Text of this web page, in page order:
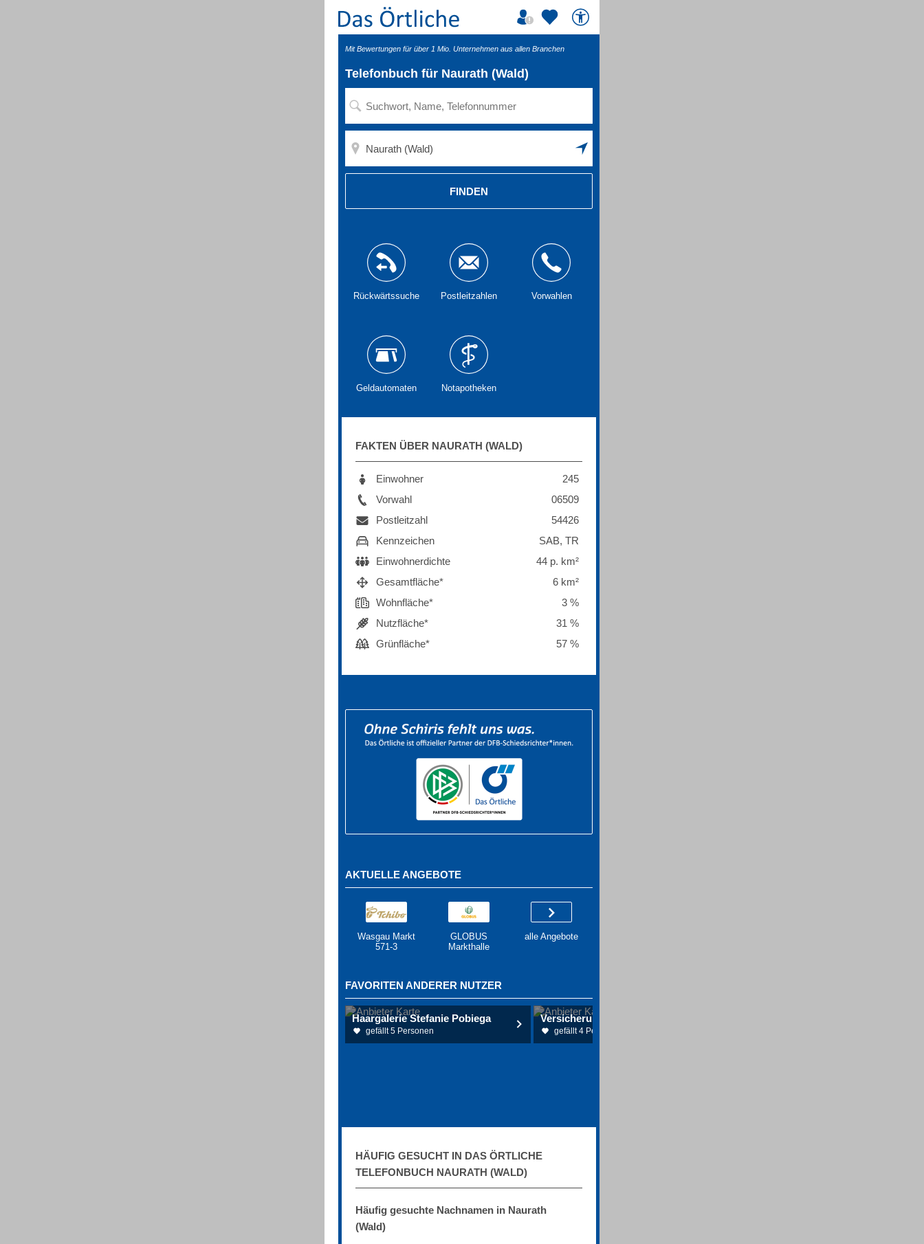
Mit Bewertungen für über 1 Mio. Unternehmen aus allen Branchen
Telefonbuch für Naurath (Wald)
FINDEN
Rückwärtssuche Postleitzahlen Vorwahlen
Geldautomaten Notapotheken
FAKTEN ÜBER NAURATH (WALD)
Einwohner
245
Vorwahl
06509
Postleitzahl
54426
Kennzeichen
SAB, TR
Einwohnerdichte
44 p. km²
Gesamtfläche*
6 km²
Wohnfläche*
3 %
Nutzfläche*
31 %
Grünfläche*
57 %
AKTUELLE ANGEBOTE
Wasgau Markt
571-3
GLOBUS
Markthalle
alle Angebote
FAVORITEN ANDERER NUTZER
Haargalerie Stefanie Pobiega
gefällt 5 Personen
Versicherung
gefällt 4 Personen
HÄUFIG GESUCHT IN DAS ÖRTLICHE
TELEFONBUCH NAURATH (WALD)
Häufig gesuchte Nachnamen in Naurath
(Wald)